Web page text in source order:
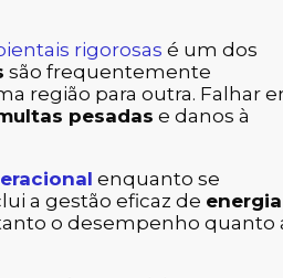
rigorosas é um dos
são frequentemente
região para outra. Falhar
pesadas e danos à
enquanto se
a gestão eficaz de energia
o desempenho quanto